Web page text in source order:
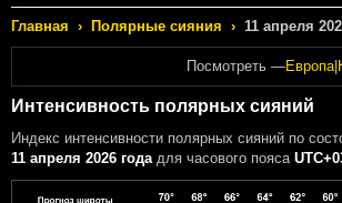
Главная › Полярные сияния › 11 апреля
Посмотреть —Европа|
Интенсивность полярных сияний
Индекс интенсивности полярных сияний по
11 апреля 2026 годадля часового пояса